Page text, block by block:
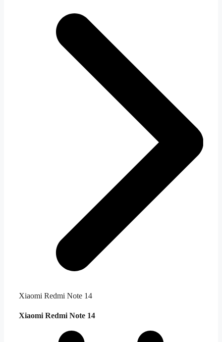
Xiaomi Redmi Note 14
Xiaomi Redmi Note 14